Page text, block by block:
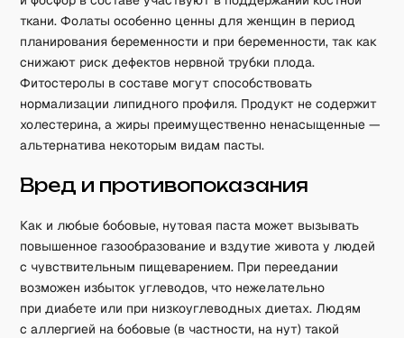
ткани. Фолаты особенно ценны для женщин в период
планирования беременности и при беременности, так как
снижают риск дефектов нервной трубки плода.
Фитостеролы в составе могут способствовать
нормализации липидного профиля. Продукт не содержит
холестерина, а жиры преимущественно ненасыщенные —
альтернатива некоторым видам пасты.
Вред и противопоказания
Как и любые бобовые, нутовая паста может вызывать
повышенное газообразование и вздутие живота у людей
с чувствительным пищеварением. При переедании
возможен избыток углеводов, что нежелательно
при диабете или при низкоуглеводных диетах. Людям
с аллергией на бобовые (в частности, на нут) такой